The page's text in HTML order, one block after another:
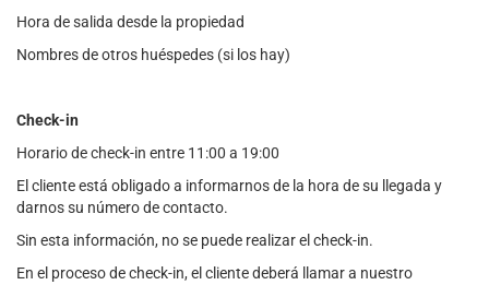
Hora de salida desde la propiedad
Nombres de otros huéspedes (si los hay)
Check-in
Horario de check-in entre 11:00 a 19:00
El cliente está obligado a informarnos de la hora de su llegada y
darnos su número de contacto.
Sin esta información, no se puede realizar el check-in.
En el proceso de check-in, el cliente deberá llamar a nuestro